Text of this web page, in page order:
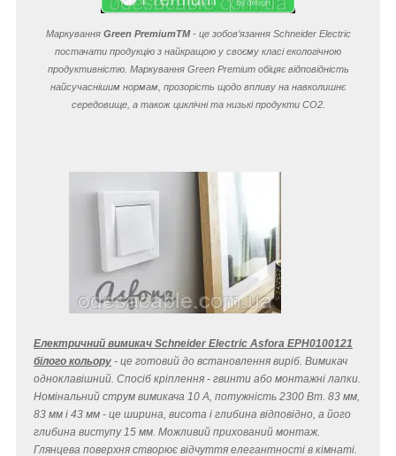
Маркування Green PremiumTM- це зобов’язання Schneider Electric
постачати продукцію з найкращою у своєму класі екологічною
продуктивністю. Маркування Green Premium обіцяє відповідність
найсучаснішим нормам, прозорість щодо впливу на навколишнє
середовище, а також циклічні та низькі продукти CO2.
Електричний вимикач Schneider Electric Asfora EPH0100121
білого кольору - це готовий до встановлення виріб. Вимикач
одноклавішний. Спосіб кріплення - гвинти або монтажні лапки.
Номінальний струм вимикача 10 A, потужність 2300 Вт. 83 мм,
83 мм і 43 мм - це ширина, висота і глибина відповідно, а його
глибина виступу 15 мм. Можливий прихований монтаж.
Глянцева поверхня створює відчуття елегантності в кімнаті.